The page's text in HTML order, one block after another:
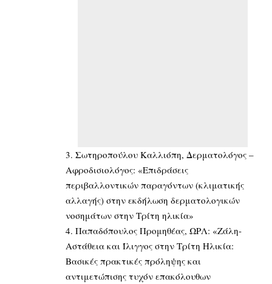
3. Σωτηροπούλου Καλλιόπη, Δερματολόγος –
Αφροδισιολόγος: «Επιδράσεις
περιβαλλοντικών παραγόντων (κλιματικής
αλλαγής) στην εκδήλωση δερματολογικών
νοσημάτων στην Τρίτη ηλικία»
4. Παπαδόπουλος Προμηθέας, ΩΡΛ: «Ζάλη-
Αστάθεια και Ίλιγγος στην Τρίτη Ηλικία:
Βασικές πρακτικές πρόληψης και
αντιμετώπισης τυχόν επακόλουθων